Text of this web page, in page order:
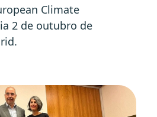
Climate
2 de outubro de